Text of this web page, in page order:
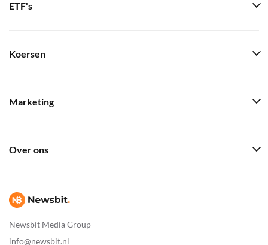
Newsbit Media Group
info@newsbit.nl
ETF's
Koersen
Marketing
Over ons